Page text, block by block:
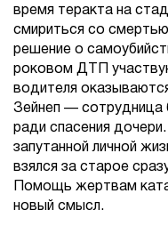
время теракта на
смириться со
решение о
роковом ДТП
водителя
Зейнеп — сотрудница
ради спасения
запутанной личной
взялся за старое
Помощь жертвам
новый смысл.